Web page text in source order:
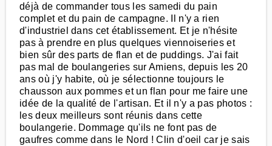
déjà de commander tous les samedi du pain
complet et du pain de campagne. Il n'y a rien
d'industriel dans cet établissement. Et je n'hésite
pas à prendre en plus quelques viennoiseries et
bien sûr des parts de flan et de puddings. J'ai fait
pas mal de boulangeries sur Amiens, depuis les 20
ans où j'y habite, où je sélectionne toujours le
chausson aux pommes et un flan pour me faire une
idée de la qualité de l'artisan. Et il n'y a pas photos :
les deux meilleurs sont réunis dans cette
boulangerie. Dommage qu'ils ne font pas de
gaufres comme dans le Nord ! Clin d'oeil car je sais